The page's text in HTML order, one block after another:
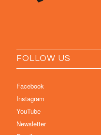
FOLLOW US
Facebook
Instagram
YouTube
Newsletter